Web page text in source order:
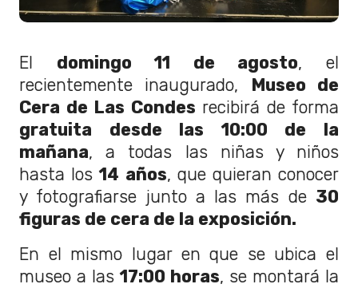
El domingo 11 de agosto, el
recientemente inaugurado, Museo de
Cera de Las Condes recibirá de forma
gratuita desde las 10:00 de la
mañana, a todas las niñas y niños
hasta los14 años, que quieran conocer
y fotografiarse junto a las más de 30
figuras de cera de la exposición.
En el mismo lugar en que se ubica el
museo a las17:00 horas, se montará la